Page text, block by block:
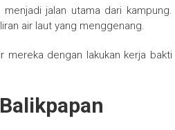
jalan utama dari kampung.
air laut yang menggenang.
mereka dengan lakukan kerja bakti